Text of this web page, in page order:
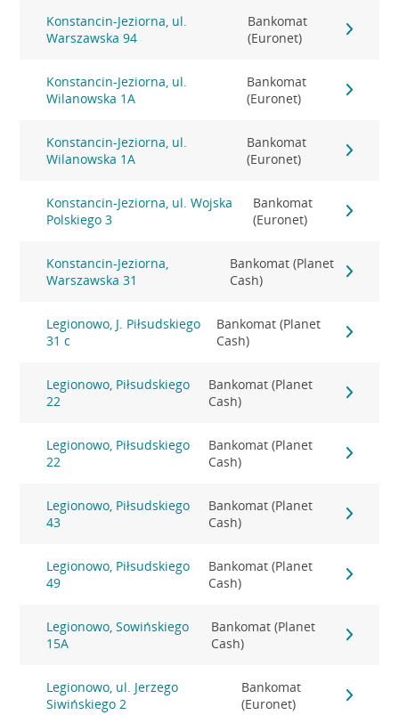
Konstancin-Jeziorna, ul.
Warszawska 94
Bankomat
(Euronet)
Konstancin-Jeziorna, ul.
Wilanowska 1A
Bankomat
(Euronet)
Konstancin-Jeziorna, ul.
Wilanowska 1A
Bankomat
(Euronet)
Konstancin-Jeziorna, ul. Wojska
Polskiego 3
Bankomat
(Euronet)
Konstancin-Jeziorna,
Warszawska 31
Bankomat (Planet
Cash)
Legionowo, J. Piłsudskiego
31 c
Bankomat (Planet
Cash)
Legionowo, Piłsudskiego
22
Bankomat (Planet
Cash)
Legionowo, Piłsudskiego
22
Bankomat (Planet
Cash)
Legionowo, Piłsudskiego
43
Bankomat (Planet
Cash)
Legionowo, Piłsudskiego
49
Bankomat (Planet
Cash)
Legionowo, Sowińskiego
15A
Bankomat (Planet
Cash)
Legionowo, ul. Jerzego
Siwińskiego 2
Bankomat
(Euronet)